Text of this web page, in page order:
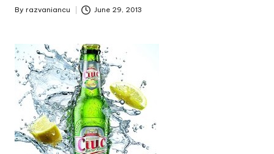
Posted
By razvaniancu June 29, 2013